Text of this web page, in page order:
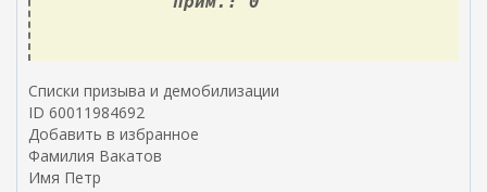
Списки призыва и демобилизации
ID 60011984692
Добавить в избранное
Фамилия Вакатов
Имя Петр